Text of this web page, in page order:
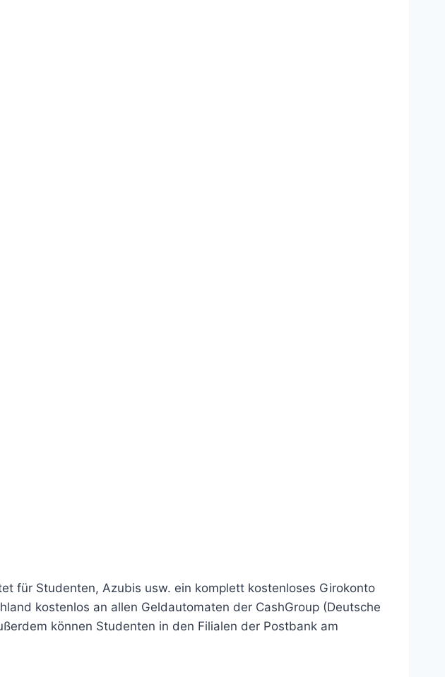
für Studenten, Azubis usw. ein komplett kostenloses Girokonto
kostenlos an allen Geldautomaten der CashGroup (Deutsche
können Studenten in den Filialen der Postbank am